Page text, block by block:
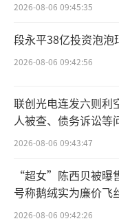
其中，北京
到溜溜梅IPO，
招股书显示
与A轮融资，持
之后的第二大股
司未能在2020
权要求回购。A
延后至2023年
6月，红杉正式
2026-08-06 09:45:35
段永平38亿投资泡泡
2026-08-06 09:42:56
联创光电连发六则利
人被查、债务诉讼等
所曾出具“保留意见”
2026-08-06 09:43:47
“超女”陈西贝被曝
号称鹅绒实为廉价飞
百万元
2026-08-06 09:42:26